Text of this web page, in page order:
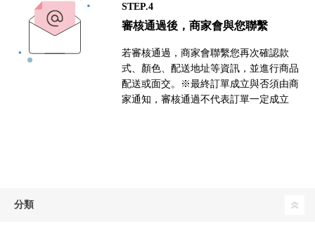
STEP.4
審核通過後，商家會與您聯繫
若審核通過，商家會聯繫您再次確認款
式、顏色、配送地址等資訊，並進行商品
配送或面交。※最終訂單成立與否須由商
家通知，審核通過不代表訂單一定成立
分類